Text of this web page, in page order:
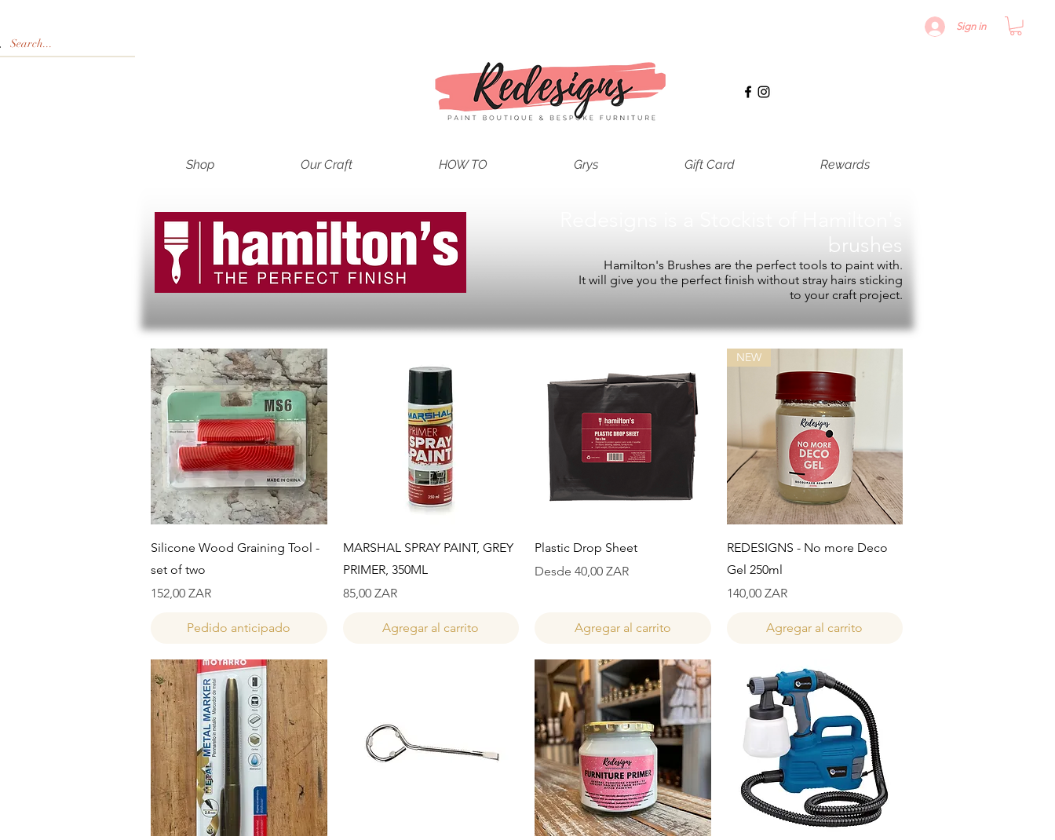
Sign in
Shop Our Craft HOW TO Grys Gift Card Rewards
brushes
Hamilton's Brushes are the perfect tools to paint with.
It will give you the perfect finish without stray hairs sticking
to your craft project.
Vista rápida
Silicone Wood Graining Tool -
set of two
Precio
152,00 ZAR
Pedido anticipado
Vista rápida
MARSHAL SPRAY PAINT, GREY
PRIMER, 350ML
Precio
85,00 ZAR
Agregar al carrito
Vista rápida
Plastic Drop Sheet
Desde 40,00 ZAR
Precio de oferta
Agregar al carrito
Vista rápida
NEW
REDESIGNS - No more Deco
Gel 250ml
Precio
140,00 ZAR
Agregar al carrito